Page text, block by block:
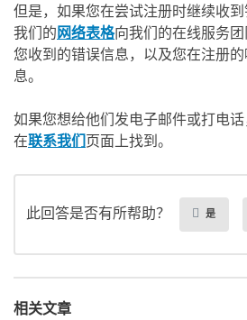
但是，如果您在尝试注册时继续收
我们的网络表格向我们的在线服务
您收到的错误信息，以及您在注册
息。
如果您想给他们发电子邮件或打电
在联系我们页面上找到。
此回答是否有所帮助？ 是
相关文章